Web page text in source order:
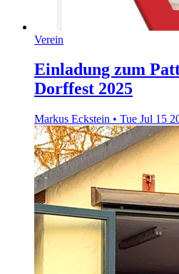
Verein
Einladung zum
Dorffest 2025
Markus Eckstein • Tue Jul 15